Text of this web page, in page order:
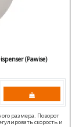
(Pawise)
размера. Поворот
скорость и